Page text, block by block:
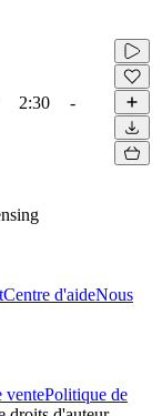
2:30 -
Centre d'aideNous
ventePolitique de